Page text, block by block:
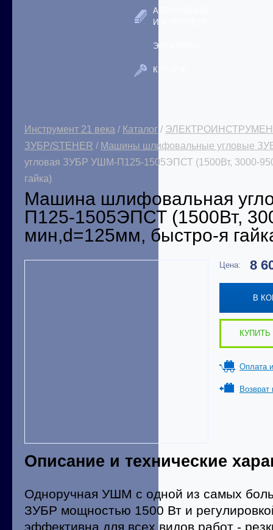
АБРАЗИВНЫЙ
ИНСТРУМЕНТ
ЭЛЕКТРИКА
КРЕПЕЖ
Инструмент 21 века / Каталог /
ЗУБР/STEHER / Машины шлифовальные угловые
угловая ЗУБР УШМ-П125-1505ЭПСТ (1500Вт, 3000-
гайка)
Машина шлифовальная
П125-1505ЭПСТ (1500Вт,
мин,d=125мм, быстро-я
Цена: 8
В
КУПИТЬ
Оплата
Возврат
Описание и технические
Одноручная УШМ с одной из самых
ЗУБР мощностью 1500 Вт и
эффективна для всех видов работ -